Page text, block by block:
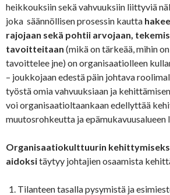
heikkouksiin sekä vahvuuksiin liittyviä
joka säännöllisen prosessin kautta
rajojaan sekä pohtii arvojaan,
tavoitteitaan (mikä on tärkeää, mihin
tavoittelee jne) on organisaatiolleen
– joukkojaan edestä päin johtava
työstä omia vahvuuksiaan ja
voi organisaatioltaankaan edellyttää
muutosrohkeutta ja epämukavuusalueen
Organisaatiokulttuurin
aidoksitäytyy johtajien osaamista
Tilanteen tasalla pysymistä ja